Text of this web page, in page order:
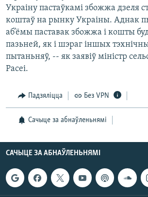
Украіну пастаўкамі збожжа дзеля
коштаў на рынку Украіны. Аднак
аб’ёмы паставак збожжа і кошты
пазьней, як і шэраг іншых
пытаньняў, -- як заявіў міністр
Расеі.
Падзяліцца Без VPN
Сачыце за абнаўленьнямі
САЧЫЦЕ ЗА АБНАЎЛЕНЬНЯМІ